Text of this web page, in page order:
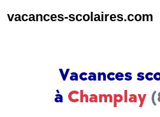
vacances-scolaires.com
Vacances
à Champlay